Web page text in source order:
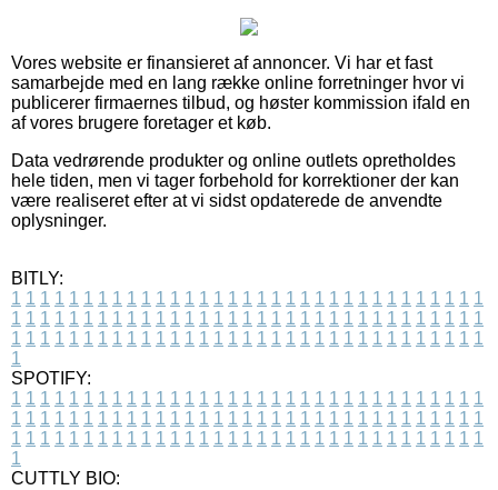
Vores website er finansieret af annoncer. Vi har et fast
samarbejde med en lang række online forretninger hvor vi
publicerer firmaernes tilbud, og høster kommission ifald en
af vores brugere foretager et køb.
Data vedrørende produkter og online outlets opretholdes
hele tiden, men vi tager forbehold for korrektioner der kan
være realiseret efter at vi sidst opdaterede de anvendte
oplysninger.
BITLY:
1 1 1 1 1 1 1 1 1 1 1 1 1 1 1 1 1 1 1 1 1 1 1 1 1 1 1 1 1 1 1 1 1
1 1 1 1 1 1 1 1 1 1 1 1 1 1 1 1 1 1 1 1 1 1 1 1 1 1 1 1 1 1 1 1 1
1 1 1 1 1 1 1 1 1 1 1 1 1 1 1 1 1 1 1 1 1 1 1 1 1 1 1 1 1 1 1 1 1
1
SPOTIFY:
1 1 1 1 1 1 1 1 1 1 1 1 1 1 1 1 1 1 1 1 1 1 1 1 1 1 1 1 1 1 1 1 1
1 1 1 1 1 1 1 1 1 1 1 1 1 1 1 1 1 1 1 1 1 1 1 1 1 1 1 1 1 1 1 1 1
1 1 1 1 1 1 1 1 1 1 1 1 1 1 1 1 1 1 1 1 1 1 1 1 1 1 1 1 1 1 1 1 1
1
CUTTLY BIO: